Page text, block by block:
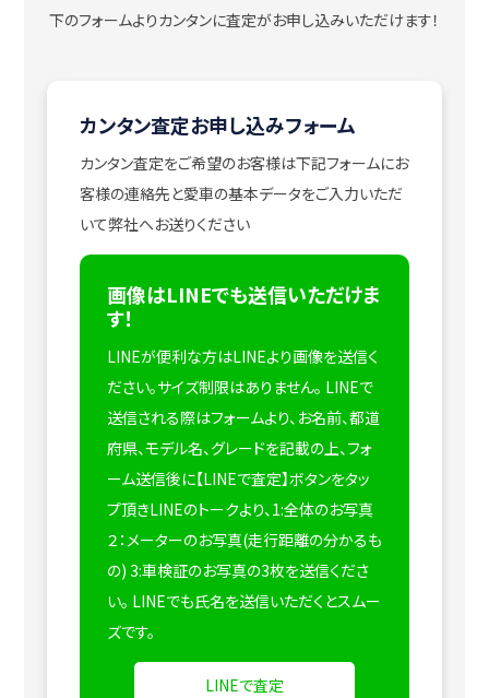
下のフォームよりカンタンに査定がお申し込みいただけます！
カンタン査定お申し込みフォーム
カンタン査定をご希望のお客様は下記フォームにお
客様の連絡先と愛車の基本データをご入力いただ
いて弊社へお送りください
画像はLINEでも送信いただけま
す！
LINEが便利な方はLINEより画像を送信く
ださい。サイズ制限はありません。 LINEで
送信される際はフォームより、お名前、都道
府県、モデル名、グレードを記載の上、フォ
ーム送信後に【LINEで査定】ボタンをタッ
プ頂きLINEのトークより、1:全体のお写真
２：メーターのお写真(走行距離の分かるも
の) 3:車検証のお写真の3枚を送信くださ
い。 LINEでも氏名を送信いただくとスムー
ズです。
LINEで査定